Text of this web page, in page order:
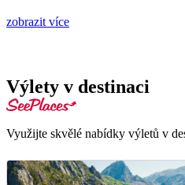
zobrazit více
Výlety v destinaci
Využijte skvělé nabídky výletů v